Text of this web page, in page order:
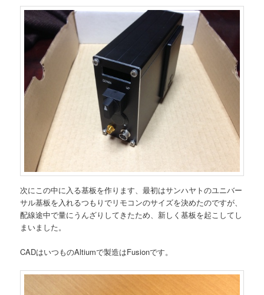
次にこの中に入る基板を作ります、最初はサンハヤトのユニバー
サル基板を入れるつもりでリモコンのサイズを決めたのですが、
配線途中で量にうんざりしてきたため、新しく基板を起こしてし
まいました。
CADはいつものAltiumで製造はFusionです。